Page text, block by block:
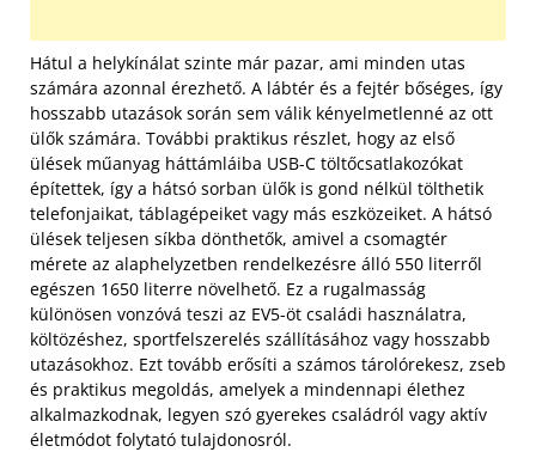
Hátul a helykínálat szinte már pazar, ami minden utas
számára azonnal érezhető. A lábtér és a fejtér bőséges, így
hosszabb utazások során sem válik kényelmetlenné az ott
ülők számára. További praktikus részlet, hogy az első
ülések műanyag háttámláiba USB-C töltőcsatlakozókat
építettek, így a hátsó sorban ülők is gond nélkül tölthetik
telefonjaikat, táblagépeiket vagy más eszközeiket. A hátsó
ülések teljesen síkba dönthetők, amivel a csomagtér
mérete az alaphelyzetben rendelkezésre álló 550 literről
egészen 1650 literre növelhető. Ez a rugalmasság
különösen vonzóvá teszi az EV5-öt családi használatra,
költözéshez, sportfelszerelés szállításához vagy hosszabb
utazásokhoz. Ezt tovább erősíti a számos tárolórekesz, zseb
és praktikus megoldás, amelyek a mindennapi élethez
alkalmazkodnak, legyen szó gyerekes családról vagy aktív
életmódot folytató tulajdonosról.